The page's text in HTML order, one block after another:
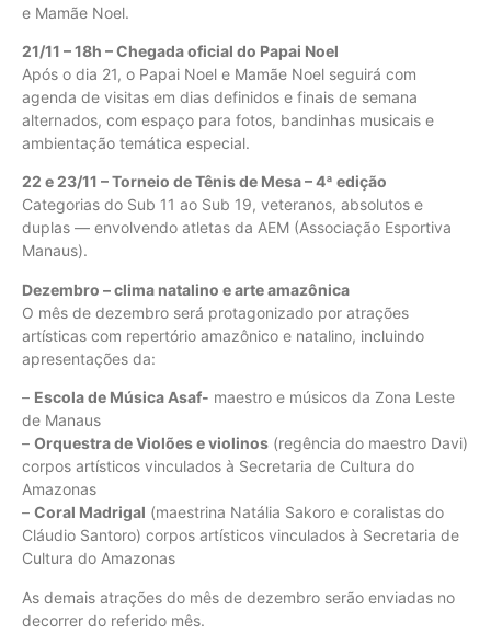
e Mamãe Noel.
21/11 – 18h – Chegada oficial do Papai Noel
Após o dia 21, o Papai Noel e Mamãe Noel seguirá com
agenda de visitas em dias definidos e finais de semana
alternados, com espaço para fotos, bandinhas musicais e
ambientação temática especial.
22 e 23/11 – Torneio de Tênis de Mesa – 4ª edição
Categorias do Sub 11 ao Sub 19, veteranos, absolutos e
duplas — envolvendo atletas da AEM (Associação Esportiva
Manaus).
Dezembro – clima natalino e arte amazônica
O mês de dezembro será protagonizado por atrações
artísticas com repertório amazônico e natalino, incluindo
apresentações da:
– Escola de Música Asaf- maestro e músicos da Zona Leste
de Manaus
– Orquestra de Violões e violinos (regência do maestro Davi)
corpos artísticos vinculados à Secretaria de Cultura do
Amazonas
– Coral Madrigal (maestrina Natália Sakoro e coralistas do
Cláudio Santoro) corpos artísticos vinculados à Secretaria de
Cultura do Amazonas
As demais atrações do mês de dezembro serão enviadas no
decorrer do referido mês.